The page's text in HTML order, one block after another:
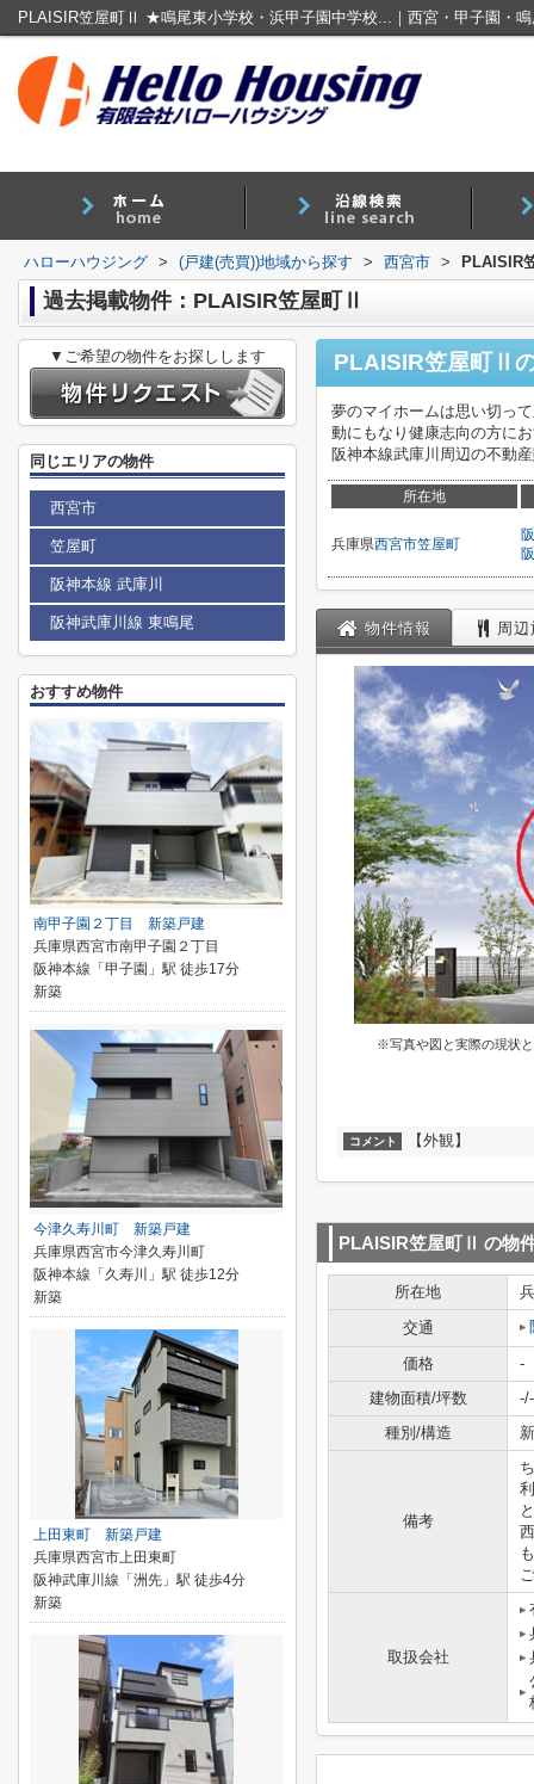
ハローハウジング > (戸建(売買))地域から探す > 西宮市 > PLAISIR
過去掲載物件：PLAISIR笠屋町Ⅱ
PLAISIR笠屋町Ⅱ
夢のマイホームは思い切っ
動にもなり健康志向の方に
阪神本線武庫川周辺の不動
所在地
兵庫県西宮市笠屋町
物件情報 周
※写真や図と実際の現状
コメント 【外観】
PLAISIR笠屋町Ⅱ の物
所在地
交通
価格
-
建物面積/坪数
-/-
種別/構造
備考
取扱会社
▼ご希望の物件をお探しします
同じエリアの物件
西宮市
笠屋町
阪神本線 武庫川
阪神武庫川線 東鳴尾
おすすめ物件
南甲子園２丁目 新築戸建
兵庫県西宮市南甲子園２丁目
阪神本線「甲子園」駅 徒歩17分
新築
今津久寿川町 新築戸建
兵庫県西宮市今津久寿川町
阪神本線「久寿川」駅 徒歩12分
新築
上田東町 新築戸建
兵庫県西宮市上田東町
阪神武庫川線「洲先」駅 徒歩4分
新築